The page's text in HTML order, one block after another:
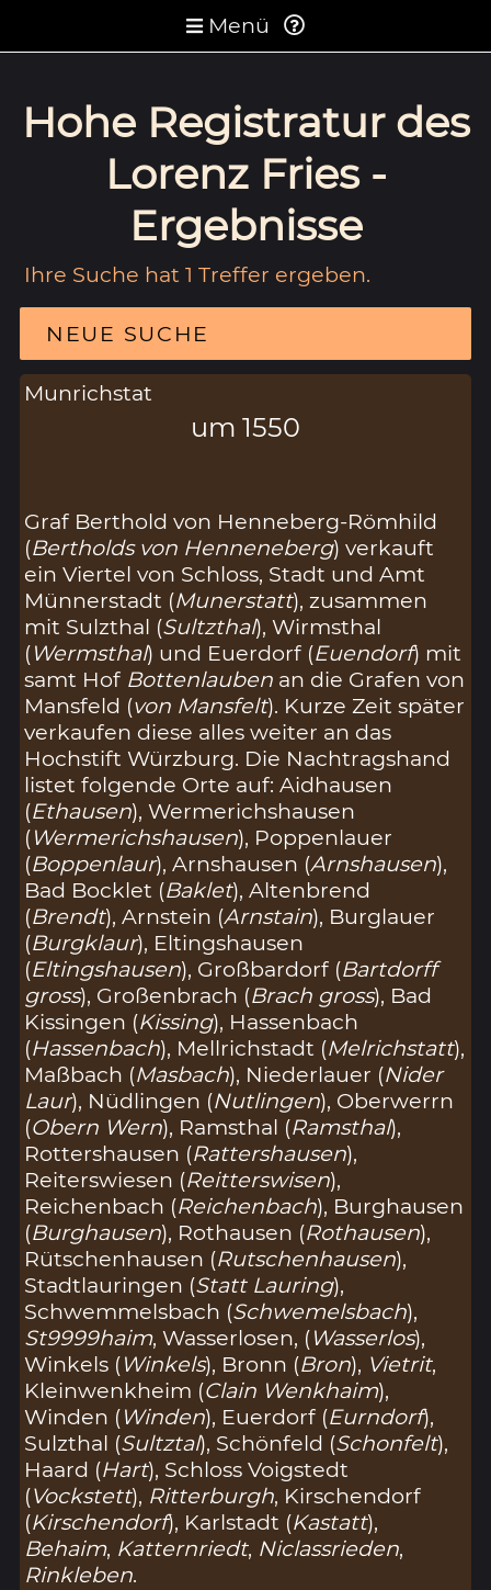
Menü
Hohe Registratur des
Lorenz Fries -
Ergebnisse
Ihre Suche hat 1 Treffer ergeben.
NEUE SUCHE
Munrichstat
um 1550
Graf Berthold von Henneberg-Römhild
(Bertholds von Henneneberg) verkauft
ein Viertel von Schloss, Stadt und Amt
Münnerstadt (Munerstatt), zusammen
mit Sulzthal (Sultzthal), Wirmsthal
(Wermsthal) und Euerdorf (Euendorf) mit
samt Hof Bottenlauben an die Grafen von
Mansfeld (von Mansfelt). Kurze Zeit später
verkaufen diese alles weiter an das
Hochstift Würzburg. Die Nachtragshand
listet folgende Orte auf: Aidhausen
(Ethausen), Wermerichshausen
(Wermerichshausen), Poppenlauer
(Boppenlaur), Arnshausen (Arnshausen),
Bad Bocklet (Baklet), Altenbrend
(Brendt), Arnstein (Arnstain), Burglauer
(Burgklaur), Eltingshausen
(Eltingshausen), Großbardorf (Bartdorff
gross), Großenbrach (Brach gross), Bad
Kissingen (Kissing), Hassenbach
(Hassenbach), Mellrichstadt (Melrichstatt),
Maßbach (Masbach), Niederlauer (Nider
Laur), Nüdlingen (Nutlingen), Oberwerrn
(Obern Wern), Ramsthal (Ramsthal),
Rottershausen (Rattershausen),
Reiterswiesen (Reitterswisen),
Reichenbach (Reichenbach), Burghausen
(Burghausen), Rothausen (Rothausen),
Rütschenhausen (Rutschenhausen),
Stadtlauringen (Statt Lauring),
Schwemmelsbach (Schwemelsbach),
St9999haim, Wasserlosen, (Wasserlos),
Winkels (Winkels), Bronn (Bron), Vietrit,
Kleinwenkheim (Clain Wenkhaim),
Winden (Winden), Euerdorf (Eurndorf),
Sulzthal (Sultztal), Schönfeld (Schonfelt),
Haard (Hart), Schloss Voigstedt
(Vockstett), Ritterburgh, Kirschendorf
(Kirschendorf), Karlstadt (Kastatt),
Behaim, Katternriedt, Niclassrieden,
Rinkleben.